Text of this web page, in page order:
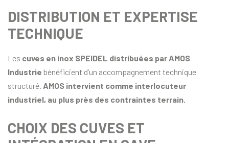
DISTRIBUTION ET EXPERTISE
TECHNIQUE
Les cuves en inox SPEIDEL distribuées par AMOS
Industrie bénéficient d’un accompagnement technique
structuré. AMOS intervient comme interlocuteur
industriel, au plus près des contraintes terrain.
CHOIX DES CUVES ET